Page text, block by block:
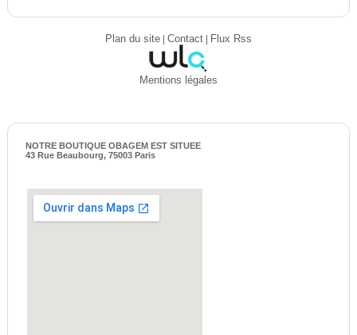
Plan du site| Contact| Flux Rss
Mentions légales
NOTRE BOUTIQUE OBAGEM EST SITUEE
43 Rue Beaubourg, 75003 Paris